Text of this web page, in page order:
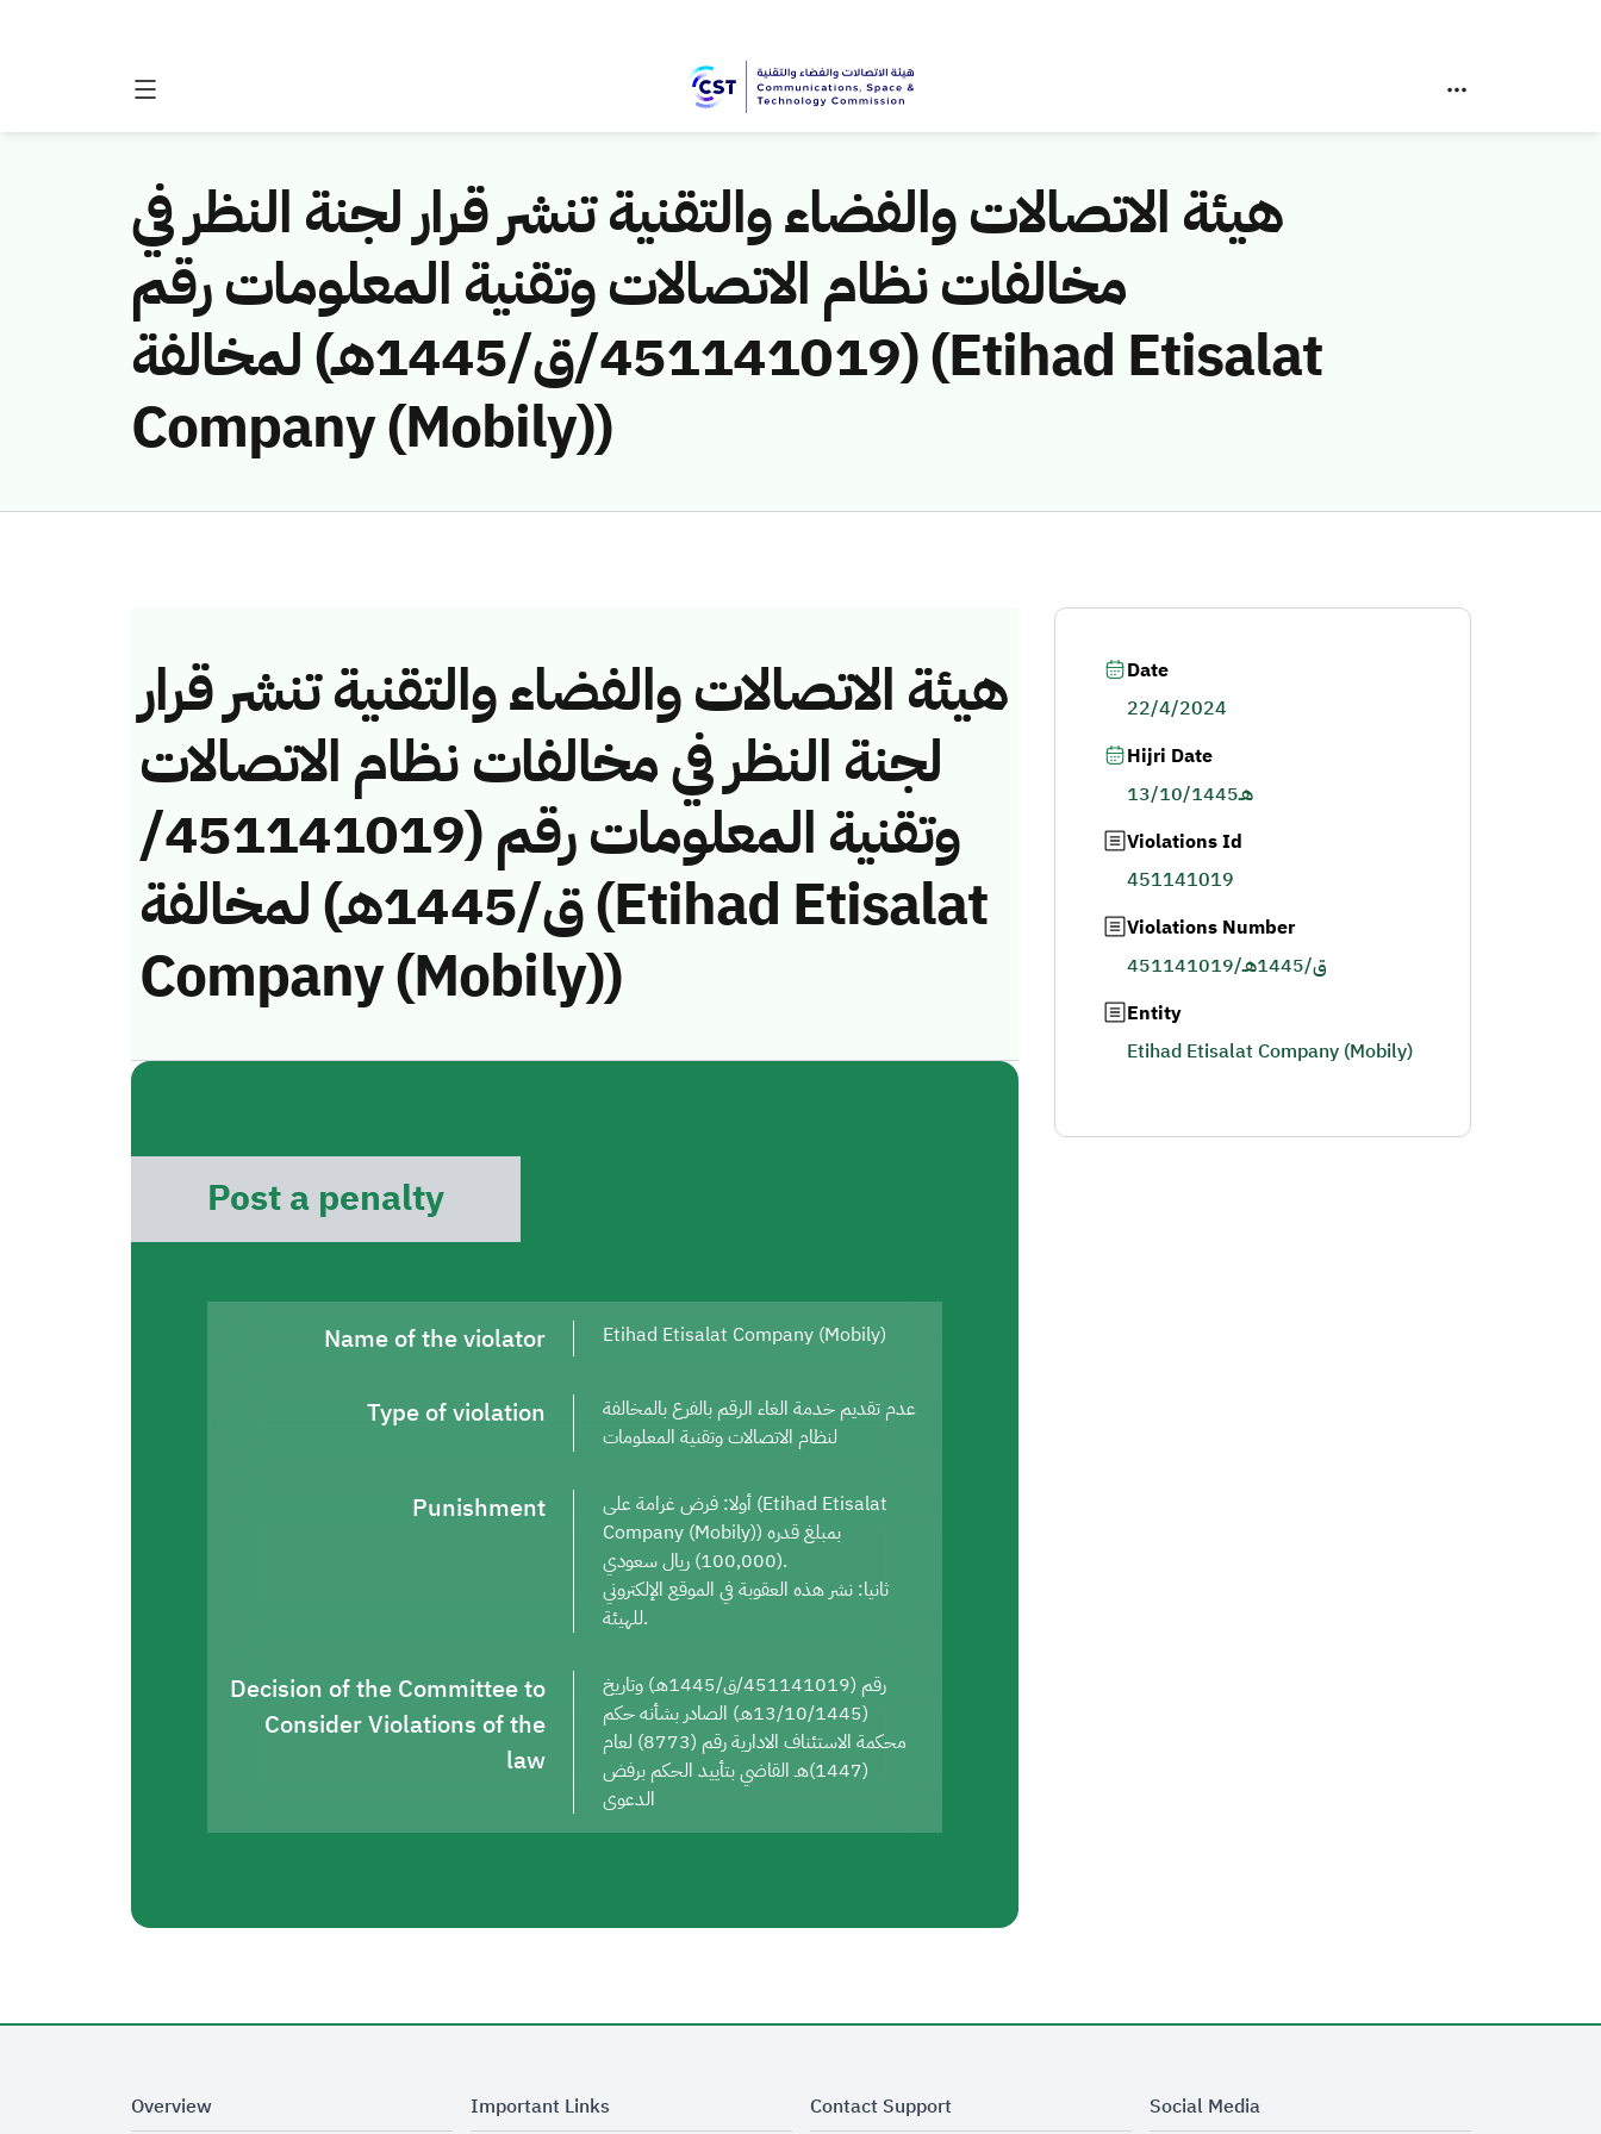
هيئة الاتصالات والفضاء والتقنية تنشر قرار لجنة النظر في
مخالفات نظام الاتصالات وتقنية المعلومات رقم
(451141019/ق/1445هـ) لمخالفة (Etihad Etisalat
Company (Mobily))
هيئة الاتصالات والفضاء والتقنية تنشر قرار
لجنة النظر في مخالفات نظام الاتصالات
وتقنية المعلومات رقم (451141019/
ق/1445هـ) لمخالفة (Etihad Etisalat
Company (Mobily))
Post a penalty
Name of the violator Etihad Etisalat Company (Mobily)
Type of violation
عدم تقديم خدمة الغاء الرقم بالفرع بالمخالفة
لنظام الاتصالات وتقنية المعلومات
Punishment
أولا: فرض غرامة على (Etihad Etisalat
Company (Mobily)) بمبلغ قدره
(100,000) ريال سعودي.
ثانيا: نشر هذه العقوبة في الموقع الإلكتروني
للهيئة.
Decision of the Committee to
Consider Violations of the
law
رقم (451141019/ق/1445هـ) وتاريخ
(13/10/1445هـ) الصادر بشأنه حكم
محكمة الاستئناف الادارية رقم (8773) لعام
(1447)هـ القاضي بتأييد الحكم برفض
الدعوى
Date
22/4/2024
Hijri Date
13/10/1445هـ
Violations Id
451141019
Violations Number
451141019/ق/1445هـ
Entity
Etihad Etisalat Company (Mobily)
Overview Important Links Contact Support Social Media